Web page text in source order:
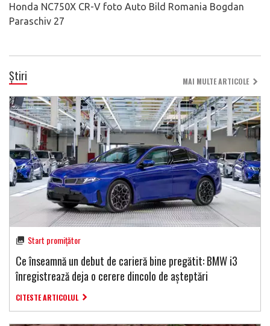
Honda NC750X CR-V foto Auto Bild Romania Bogdan
Paraschiv 27
Știri MAI MULTE ARTICOLE
Start promițător
Ce înseamnă un debut de carieră bine pregătit: BMW i3
înregistrează deja o cerere dincolo de așteptări
CITESTE ARTICOLUL